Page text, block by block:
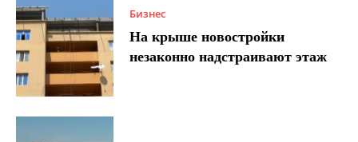
Бизнес
На крыше новостройки
незаконно надстраивают этаж